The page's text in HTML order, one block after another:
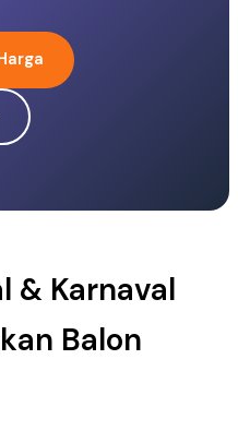
& Karnaval
Balon